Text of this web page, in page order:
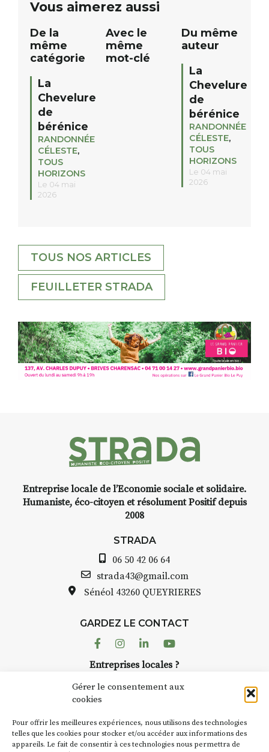
Gérer le consentement aux
cookies
Pour offrir les meilleures expériences, nous utilisons des technologies
telles que les cookies pour stocker et/ou accéder aux informations des
appareils. Le fait de consentir à ces technologies nous permettra de
12h à […]
Vous aimerez aussi
De la
même
catégorie
La
Chevelure
de
bérénice
RANDONNÉE
CÉLESTE,
TOUS
HORIZONS
Le 04 mai
2026
Avec le
même
mot-clé
Du même
auteur
La
Chevelure
de
bérénice
RANDONNÉE
CÉLESTE,
TOUS
HORIZONS
Le 04 mai
2026
TOUS NOS ARTICLES
FEUILLETER STRADA
Entreprise locale de l’Economie sociale et solidaire.
Humaniste, éco-citoyen et résolument Positif depuis
2008
STRADA
06 50 42 06 64
strada43@gmail.com
Sénéol 43260 QUEYRIERES
GARDEZ LE CONTACT
FacebookInstagram
LinkedinYoutube
Entreprises locales ?
Suivez toute l'actu de Strada